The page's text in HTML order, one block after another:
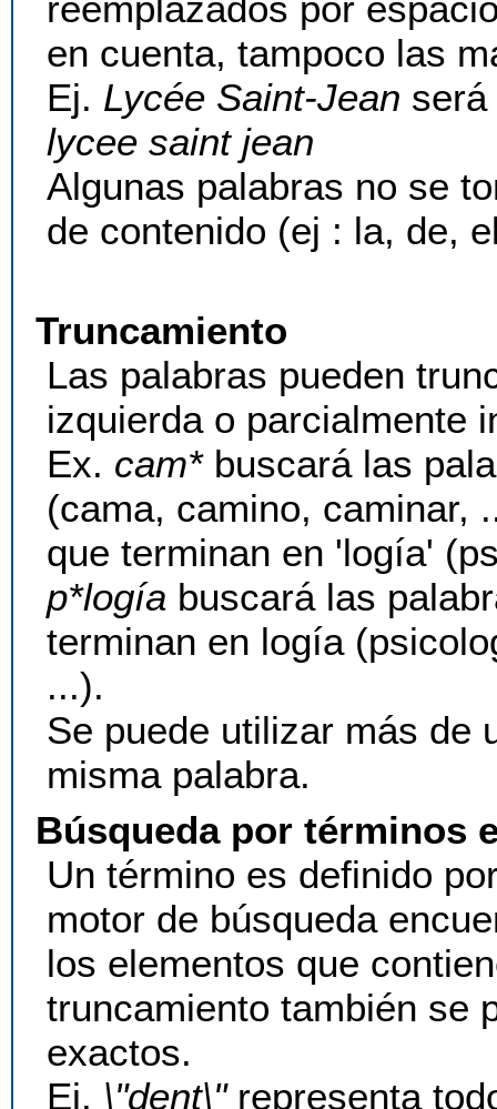
en cuenta, tampoco las
Ej. Lycée Saint-Jean
lycee saint jean
Algunas palabras no se
de contenido (ej : la, de,
Truncamiento
Las palabras pueden
izquierda o parcialmente
Ex. cam*buscará las
(cama, camino, caminar,
que terminan en 'logía'
p*logía buscará las
terminan en logía
...).
Se puede utilizar más de
misma palabra.
Búsqueda por términos
Un término es definido
motor de búsqueda
los elementos que
truncamiento también se
exactos.
Ej. \"dent\"representa